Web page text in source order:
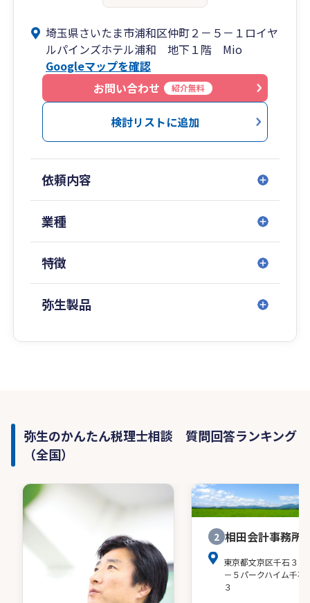
埼玉県さいたま市浦和区仲町２－５－１ロイヤ
ルパインズホテル浦和 地下１階 Mio
Googleマップを確認
お問い合わせ
紹介無料
検討リストに追加
依頼内容
業種
特徴
弥生製品
弥生のかんたん税理士相談 質問回答ランキング
（全国）
2 相田会計事務所
東京都文京区千石３－
－５パークハイム千石
３